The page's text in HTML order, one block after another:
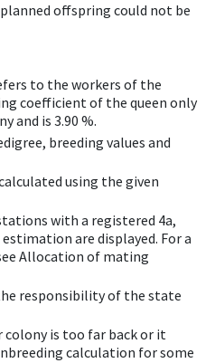
offspring could not be
to the workers of the
coefficient of the queen only
and is 3.90 %.
breeding values and
using the given
with a registered 4a,
are displayed. For a
Allocation of mating
responsibility of the state
is too far back or it
calculation for some